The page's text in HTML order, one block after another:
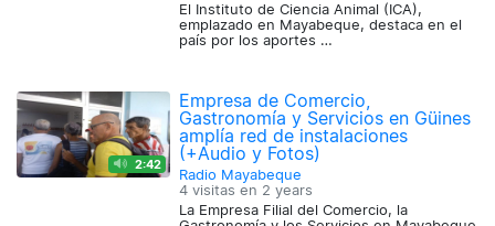
El Instituto de Ciencia Animal (ICA),
emplazado en Mayabeque, destaca en el
país por los aportes …
2:42
Empresa de Comercio,
Gastronomía y Servicios en Güines
amplía red de instalaciones
(+Audio y Fotos)
Radio Mayabeque
4 visitas en 2 years
La Empresa Filial del Comercio, la